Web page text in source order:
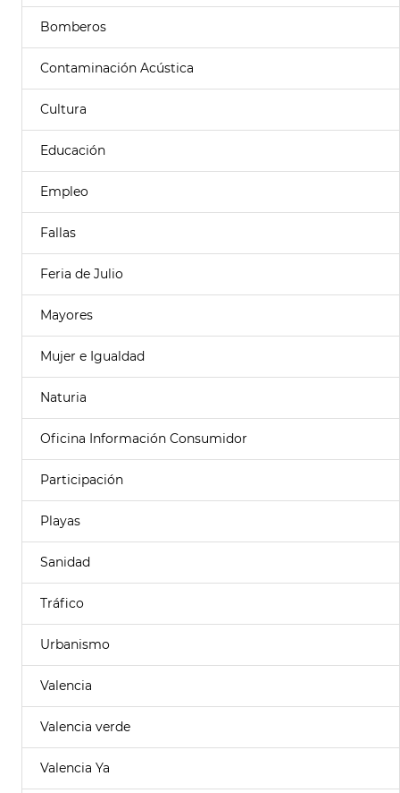
Bomberos
Contaminación Acústica
Cultura
Educación
Empleo
Fallas
Feria de Julio
Mayores
Mujer e Igualdad
Naturia
Oficina Información Consumidor
Participación
Playas
Sanidad
Tráfico
Urbanismo
Valencia
Valencia verde
Valencia Ya